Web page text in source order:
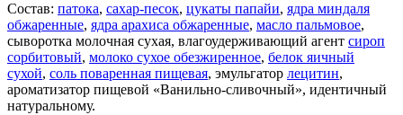
Состав: патока, сахар-песок, цукаты папайи, ядра миндаля
обжаренные, ядра арахиса обжаренные, масло пальмовое,
сыворотка молочная сухая, влагоудерживающий агент сироп
сорбитовый, молоко сухое обезжиренное, белок яичный
сухой, соль поваренная пищевая, эмульгатор лецитин,
ароматизатор пищевой «Ванильно-сливочный», идентичный
натуральному.